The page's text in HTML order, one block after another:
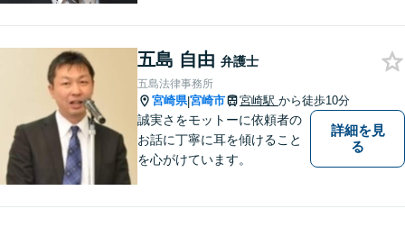
受けします。
五島 自由 弁護士
五島法律事務所
宮崎県|宮崎市 宮崎駅 から徒歩10分
誠実さをモットーに依頼者の
お話に丁寧に耳を傾けること
を心がけています。
詳細を見
る